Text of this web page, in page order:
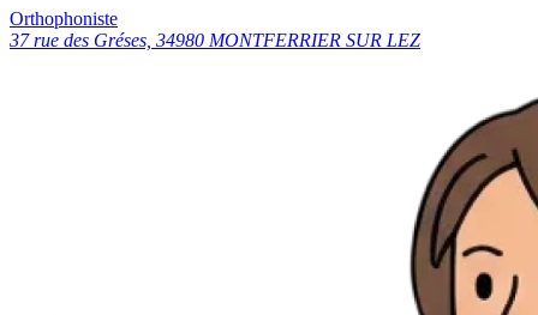
Orthophoniste
37 rue des Gréses, 34980 MONTFERRIER SUR LEZ